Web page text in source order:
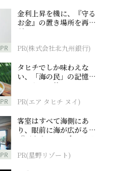
PR
金利上昇を機に、『守る
お金』の置き場所を再検
討
PR(株式会社北九州銀行)
PR
タヒチでしか味わえな
い、「海の民」の記憶へ
とつながる旅
PR(エア タヒチ ヌイ)
PR
客室はすべて海側にあ
り、眼前に海が広がる
『西表島ホテル by 星野
PR(星野リゾート)